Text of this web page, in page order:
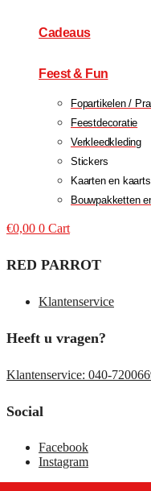
Cadeaus
Feest & Fun
Fopartikelen /
Feestdecoratie
Verkleedkleding
Stickers
Kaarten en
Bouwpakketten
€0,00 0 Cart
RED PARROT
Klantenservice
Heeft u vragen?
Klantenservice: 040-
Social
Facebook
Instagram